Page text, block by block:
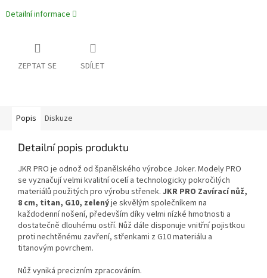
Detailní informace
ZEPTAT SE SDÍLET
Popis Diskuze
Detailní popis produktu
JKR PRO je odnož od španělského výrobce Joker. Modely PRO
se vyznačují velmi kvalitní ocelí a technologicky pokročilých
materiálů použitých pro výrobu střenek. JKR PRO Zavírací nůž,
8 cm, titan, G10, zelenýje skvělým společníkem na
každodenní nošení, především díky velmi nízké hmotnosti a
dostatečně dlouhému ostří. Nůž dále disponuje vnitřní pojistkou
proti nechtěnému zavření, střenkami z G10 materiálu a
titanovým povrchem.
Nůž vyniká precizním zpracováním.